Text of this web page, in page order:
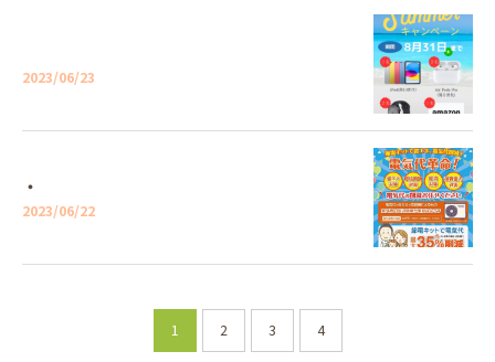
2023/06/23
・
2023/06/22
1 2 3 4